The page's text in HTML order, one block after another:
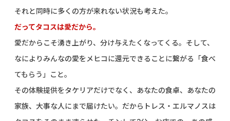
それと同時に多くの方が来れない状況も考えた。
だってタコスは愛だから。
愛だからこそ湧き上がり、分け与えたくなってくる。 そして、
なによりみんなの愛をメヒコに還元できることに繋がる「食べ
てもらう」こと。
その体験提供をタケリアだけでなく、
あなたの食卓、あなたの
家族、大事な人にまで届けたい。 だからトレス・エルマノスは